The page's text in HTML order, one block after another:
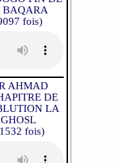
BAQARA
fois)
AHMAD
DE
LA
fois)